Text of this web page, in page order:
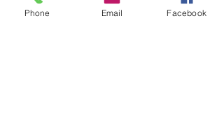
par une fusion harmonieuse entre sa
passion pour la musique et son expertise
Phone Email Facebook